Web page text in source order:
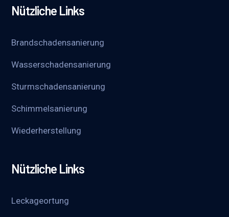
Nützliche Links
Brandschadensanierung
Wasserschadensanierung
Sturmschadensanierung
Schimmelsanierung
Wieder­herstellung
Nützliche Links
Leckageortung